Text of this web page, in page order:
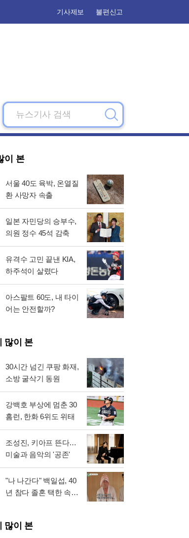
검
색
기사제보 불편신고
이 본
서울 40도 육박, 온열질
환 사망자 속출
일본 자민당의 승부수,
의원 정수 45석 감축
유격수 고민 끝낸 KIA,
하주석이 살렸다
아스팔트 60도, 내 타이
어는 안전할까?
많이 본
30시간 넘긴 쿠팡 화재,
소방 굴삭기 동원
강백호 부상에 멈춘 30
홈런, 한화 6위도 위태
조성진, 키아프 뜬다…
미술과 음악의 '공존'
"나 나간다" 백일섭, 40
년 참다 졸혼 택한 속사
많이 본